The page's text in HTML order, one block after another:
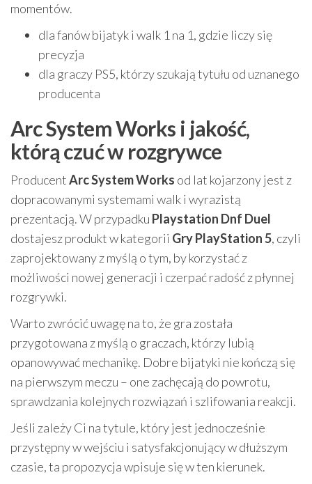
momentów.
dla fanów bijatyk i walk 1 na 1, gdzie liczy się
precyzja
dla graczy PS5, którzy szukają tytułu od uznanego
producenta
Arc System Works i jakość,
którą czuć w rozgrywce
ProducentArc System Works od lat kojarzony jest z
dopracowanymi systemami walk i wyrazistą
prezentacją. W przypadku Playstation Dnf Duel
dostajesz produkt w kategorii Gry PlayStation 5, czyli
zaprojektowany z myślą o tym, by korzystać z
możliwości nowej generacji i czerpać radość z płynnej
rozgrywki.
Warto zwrócić uwagę na to, że gra została
przygotowana z myślą o graczach, którzy lubią
opanowywać mechanikę. Dobre bijatyki nie kończą się
na pierwszym meczu – one zachęcają do powrotu,
sprawdzania kolejnych rozwiązań i szlifowania reakcji.
Jeśli zależy Ci na tytule, który jest jednocześnie
przystępny w wejściu i satysfakcjonujący w dłuższym
czasie, ta propozycja wpisuje się w ten kierunek.